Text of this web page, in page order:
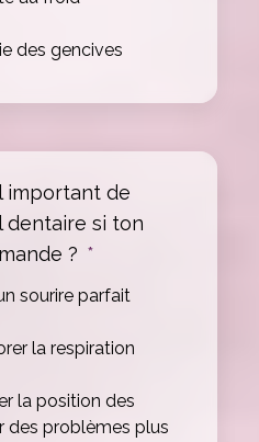
des gencives
important de
dentaire si ton
? *
sourire parfait
la respiration
la position des
des problèmes plus